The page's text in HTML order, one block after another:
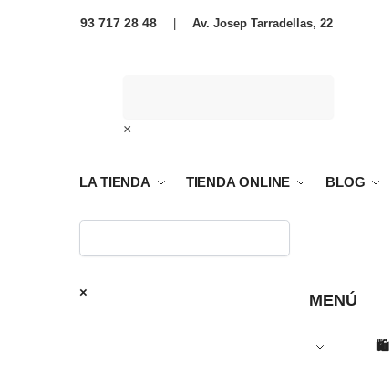
93 717 28 48 Av. Josep Tarradellas, 22
×
LA TIENDA TIENDA ONLINE BLOG
× MENÚ
🛍️